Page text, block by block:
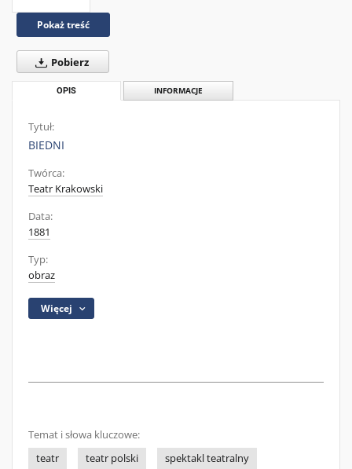
Pokaż treść
Pobierz
OPIS INFORMACJE
Tytuł:
BIEDNI
Twórca:
Teatr Krakowski
Data:
1881
Typ:
obraz
Więcej
Temat i słowa kluczowe:
teatr
teatr polski
spektakl teatralny